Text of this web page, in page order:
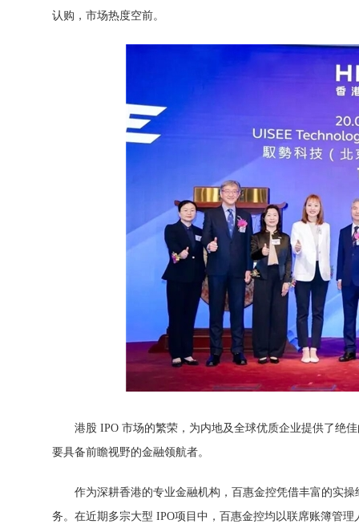
认购，市场热度空前。
港股 IPO 市场的繁荣，为内地及全球优质企业提供了绝
要具备前瞻视野的金融领航者。
作为深耕香港的专业金融机构，百惠金控凭借丰富的实
务。在近期多宗大型 IPO项目中，百惠金控均以联席账簿管